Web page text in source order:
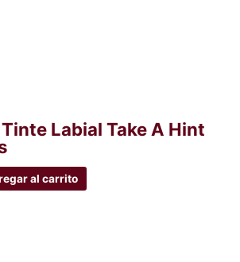
Labial Take A Hint
al carrito